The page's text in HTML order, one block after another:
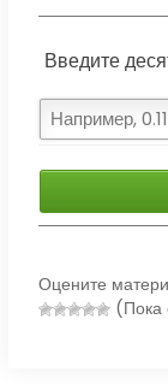
Введите
Оцените
(Пока